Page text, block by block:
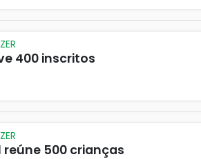
400 inscritos
reúne 500 crianças